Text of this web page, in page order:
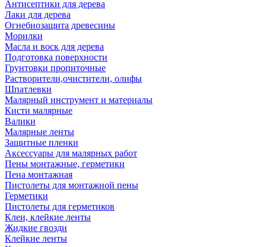
Антисептики для дерева
Лаки для дерева
Огнебиозащита древесины
Морилки
Масла и воск для дерева
Подготовка поверхности
Грунтовки пропиточные
Растворители,очистители, олифы
Шпатлевки
Малярный инструмент и материалы
Кисти малярные
Валики
Малярные ленты
Защитные пленки
Аксессуары для малярных работ
Пены монтажные, герметики
Пена монтажная
Пистолеты для монтажной пены
Герметики
Пистолеты для герметиков
Клеи, клейкие ленты
Жидкие гвозди
Клейкие ленты